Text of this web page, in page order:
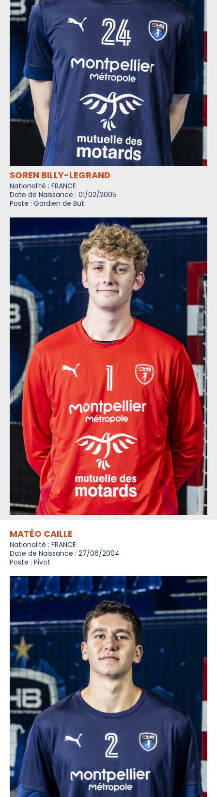
SOREN BILLY-LEGRAND
Nationalité : FRANCE
Date de Naissance : 01/02/2005
Poste : Gardien de But
MATÉO CAILLE
Nationalité : FRANCE
Date de Naissance : 27/06/2004
Poste : Pivot